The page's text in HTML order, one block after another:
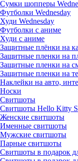
Сумки шопперы
Футболки Wednesday
Худи Wednesday
Футболки с аниме
Худи с аниме
Защитные плёнки на
Защитные пленки на
Защитные пленки на
Защитные пленки на
Наклейки на авто,
Носки
Свитшоты
Cвитшоты Hello Kitty
Женские свитшоты
Именные свитшоты
Мужские свитшоты
Парные свитшоты
Свитшоты в подарок